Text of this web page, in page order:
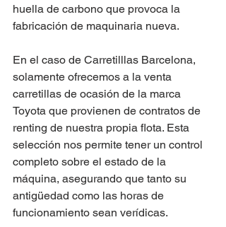
huella de carbono que provoca la
fabricación de maquinaria nueva.
En el caso de Carretilllas Barcelona,
solamente ofrecemos a la venta
carretillas de ocasión de la marca
Toyota que provienen de contratos de
renting de nuestra propia flota. Esta
selección nos permite tener un control
completo sobre el estado de la
máquina, asegurando que tanto su
antigüedad como las horas de
funcionamiento sean verídicas.